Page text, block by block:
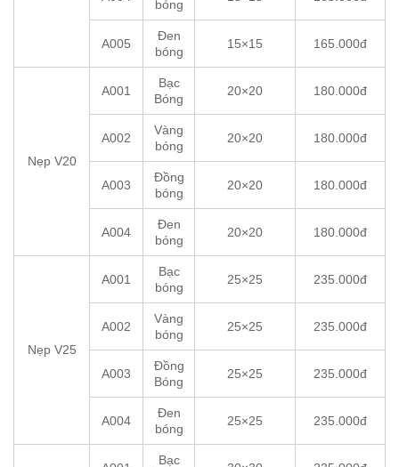
bóng
A005
Đen
bóng
15×15 165.000đ
Nẹp V20
A001
Bạc
Bóng
20×20 180.000đ
A002
Vàng
bóng
20×20 180.000đ
A003
Đồng
bóng
20×20 180.000đ
A004
Đen
bóng
20×20 180.000đ
Nẹp V25
A001
Bạc
bóng
25×25 235.000đ
A002
Vàng
bóng
25×25 235.000đ
A003
Đồng
Bóng
25×25 235.000đ
A004
Đen
bóng
25×25 235.000đ
Bạc